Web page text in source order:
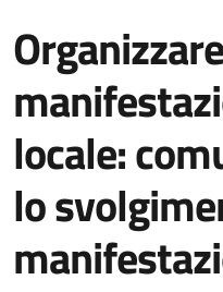
Organizzare
locale:
lo